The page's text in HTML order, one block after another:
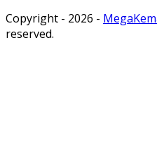
Copyright - 2026 -
reserved.